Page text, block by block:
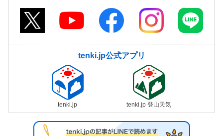
tenki.jp公式アプリ
tenki.jp tenki.jp 登山天気